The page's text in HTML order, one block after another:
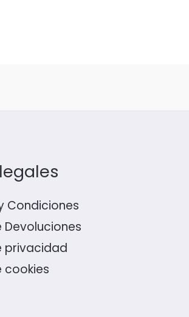
Condiciones
Devoluciones
privacidad
cookies